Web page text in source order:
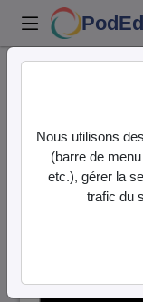
27
Audio Vidéo
Direction de tri
Nous utilisons
(barre de
etc.), gérer la
trafic du